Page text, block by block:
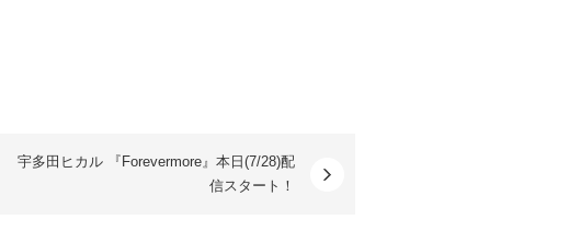
宇多田ヒカル 『Forevermore』本日(7/28)配
信スタート！